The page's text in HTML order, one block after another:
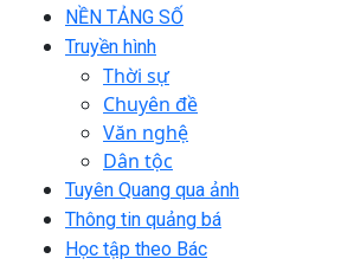
NỀN TẢNG SỐ
Truyền hình
Thời sự
Chuyên đề
Văn nghệ
Dân tộc
Tuyên Quang qua ảnh
Thông tin quảng bá
Học tập theo Bác